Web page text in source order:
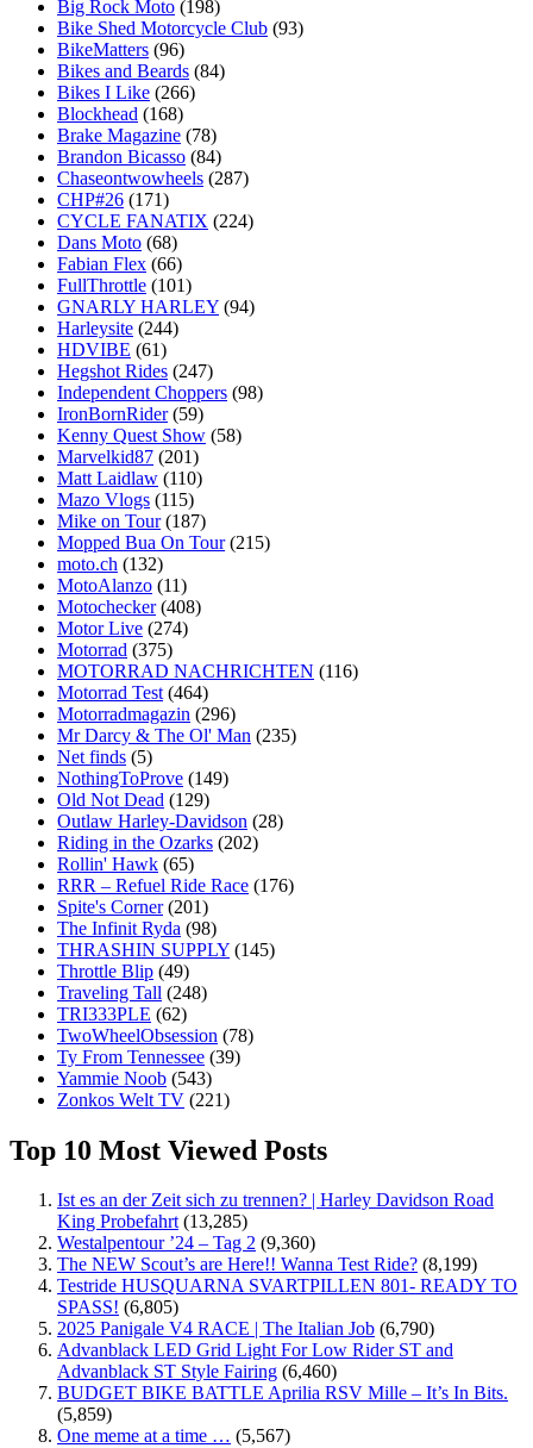
Big Rock Moto (198)
Bike Shed Motorcycle Club (93)
BikeMatters (96)
Bikes and Beards (84)
Bikes I Like (266)
Blockhead (168)
Brake Magazine (78)
Brandon Bicasso (84)
Chaseontwowheels (287)
CHP#26 (171)
CYCLE FANATIX (224)
Dans Moto (68)
Fabian Flex (66)
FullThrottle (101)
GNARLY HARLEY (94)
Harleysite (244)
HDVIBE (61)
Hegshot Rides (247)
Independent Choppers (98)
IronBornRider (59)
Kenny Quest Show (58)
Marvelkid87 (201)
Matt Laidlaw (110)
Mazo Vlogs (115)
Mike on Tour (187)
Mopped Bua On Tour (215)
moto.ch (132)
MotoAlanzo (11)
Motochecker (408)
Motor Live (274)
Motorrad (375)
MOTORRAD NACHRICHTEN (116)
Motorrad Test (464)
Motorradmagazin (296)
Mr Darcy & The Ol' Man (235)
Net finds (5)
NothingToProve (149)
Old Not Dead (129)
Outlaw Harley-Davidson (28)
Riding in the Ozarks (202)
Rollin' Hawk (65)
RRR – Refuel Ride Race (176)
Spite's Corner (201)
The Infinit Ryda (98)
THRASHIN SUPPLY (145)
Throttle Blip (49)
Traveling Tall (248)
TRI333PLE (62)
TwoWheelObsession (78)
Ty From Tennessee (39)
Yammie Noob (543)
Zonkos Welt TV (221)
Top 10 Most Viewed Posts
Ist es an der Zeit sich zu trennen? | Harley Davidson Road
King Probefahrt (13,285)
Westalpentour ’24 – Tag 2 (9,360)
The NEW Scout’s are Here!! Wanna Test Ride? (8,199)
Testride HUSQUARNA SVARTPILLEN 801- READY TO
SPASS! (6,805)
2025 Panigale V4 RACE | The Italian Job (6,790)
Advanblack LED Grid Light For Low Rider ST and
Advanblack ST Style Fairing (6,460)
BUDGET BIKE BATTLE Aprilia RSV Mille – It’s In Bits.
(5,859)
One meme at a time … (5,567)